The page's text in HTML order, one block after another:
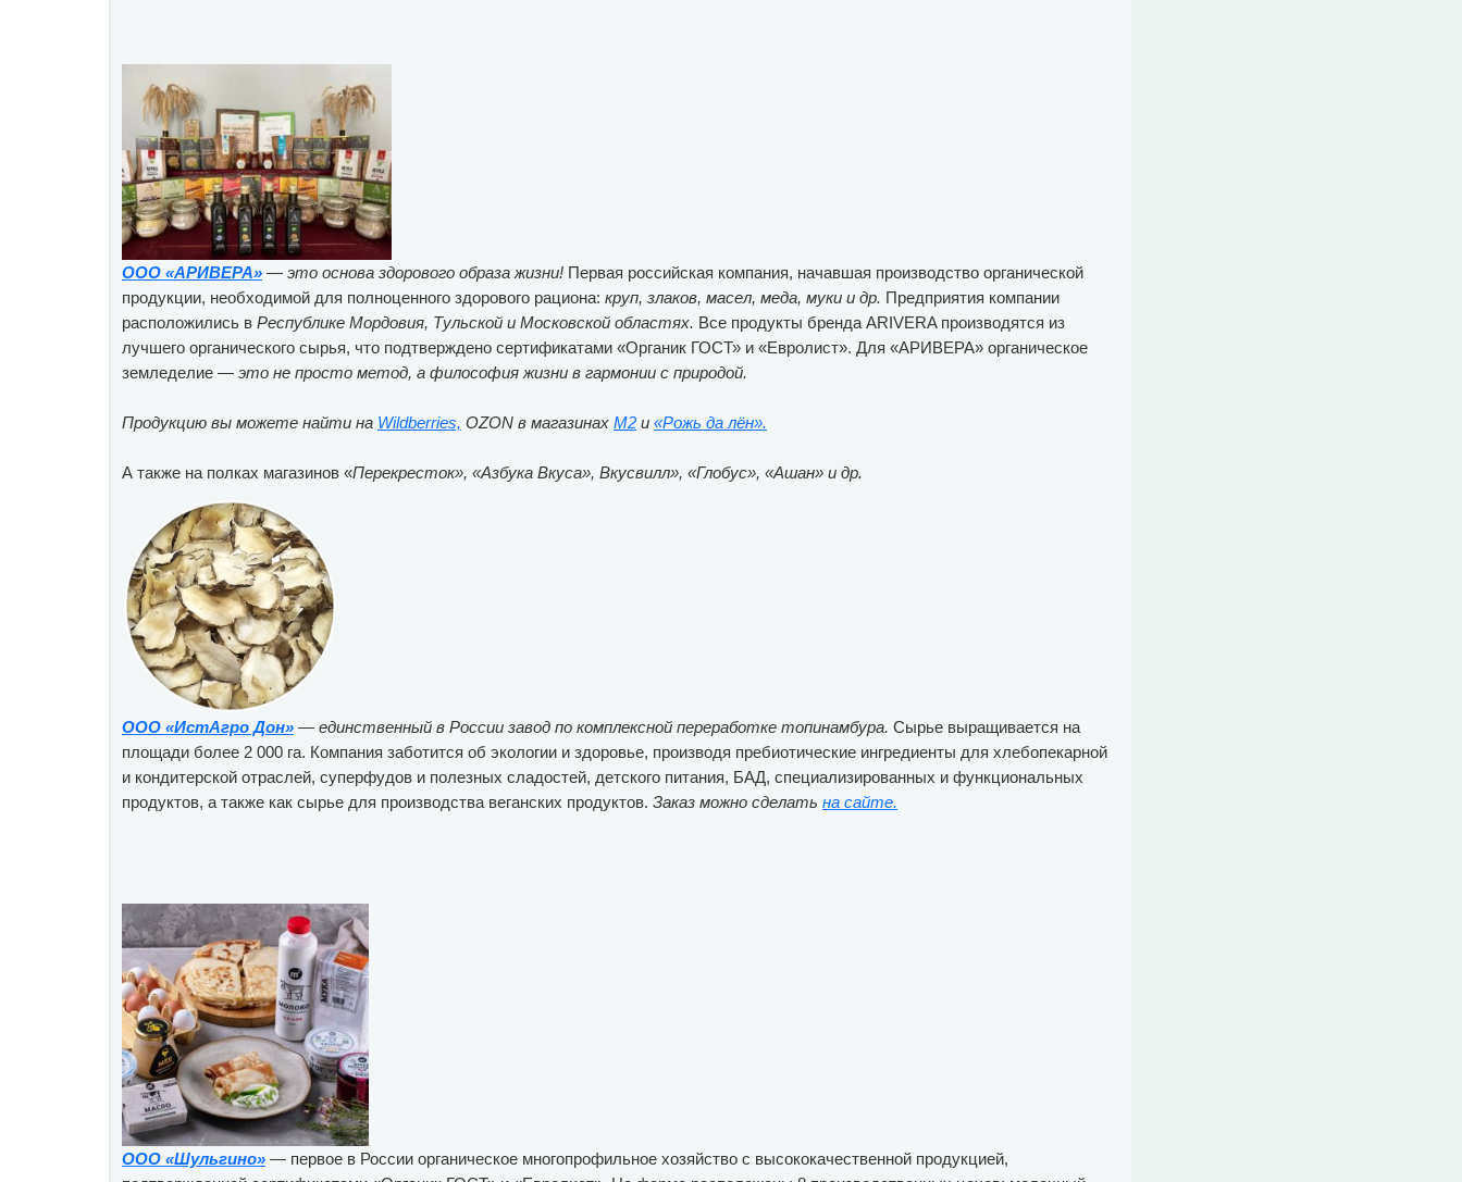
ООО «АРИВЕРА» — это основа здорового образа жизни! Первая российская компания, начавшая производство органической
продукции, необходимой для полноценного здорового рациона: круп, злаков, масел, меда, муки и др. Предприятия компании
расположились в Республике Мордовия, Тульской и Московской областях. Все продукты бренда ARIVERA производятся из
лучшего органического сырья, что подтверждено сертификатами «Органик ГОСТ» и «Евролист». Для «АРИВЕРА» органическое
земледелие — это не просто метод, а философия жизни в гармонии с природой.
Продукцию вы можете найти на Wildberries, OZON в магазинах М2 и «Рожь да лён».
А также на полках магазинов «Перекресток», «Азбука Вкуса», Вкусвилл», «Глобус», «Ашан» и др.
ООО «ИстАгро Дон» — единственный в России завод по комплексной переработке топинамбура. Сырье выращивается на
площади более 2 000 га. Компания заботится об экологии и здоровье, производя пребиотические ингредиенты для хлебопекарной
и кондитерской отраслей, суперфудов и полезных сладостей, детского питания, БАД, специализированных и функциональных
продуктов, а также как сырье для производства веганских продуктов. Заказ можно сделать на сайте.
ООО «Шульгино» — первое в России органическое многопрофильное хозяйство с высококачественной продукцией,